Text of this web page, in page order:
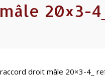
20×3-
droit mâle 20×3-4_